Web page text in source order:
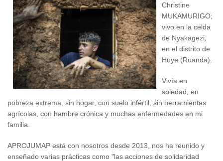
Christine
MUKAMURIGO;
vivo en la celda
de Nyakagezi,
en el distrito de
Huye (Ruanda).
Vivía en
soledad, en
pobreza extrema, sin hogar, con suelo infértil, sin herramientas
agrícolas, con hambre crónica y muchas enfermedades en mi
familia.
APROJUMAP está con nosotros desde 2013, nos ha reunido y
enseñado varias prácticas como "las acciones de solidaridad